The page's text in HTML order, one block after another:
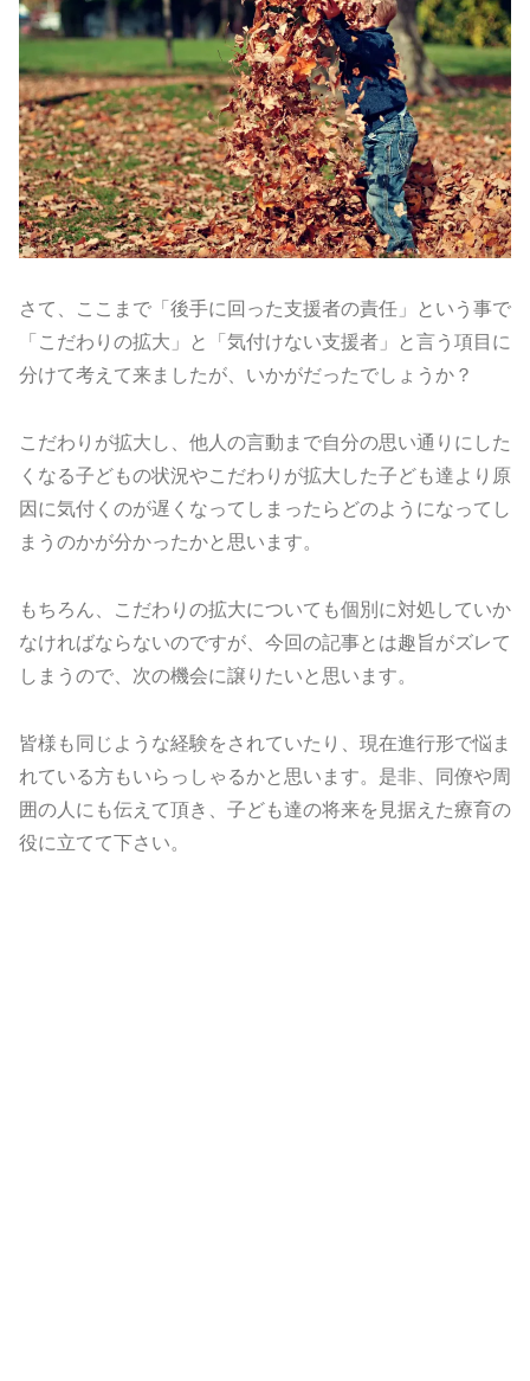
さて、ここまで「後手に回った支援者の責任」という事で
「こだわりの拡大」と「気付けない支援者」と言う項目に
分けて考えて来ましたが、いかがだったでしょうか？
こだわりが拡大し、他人の言動まで自分の思い通りにした
くなる子どもの状況やこだわりが拡大した子ども達より原
因に気付くのが遅くなってしまったらどのようになってし
まうのかが分かったかと思います。
もちろん、こだわりの拡大についても個別に対処していか
なければならないのですが、今回の記事とは趣旨がズレて
しまうので、次の機会に譲りたいと思います。
皆様も同じような経験をされていたり、現在進行形で悩ま
れている方もいらっしゃるかと思います。是非、同僚や周
囲の人にも伝えて頂き、子ども達の将来を見据えた療育の
役に立てて下さい。